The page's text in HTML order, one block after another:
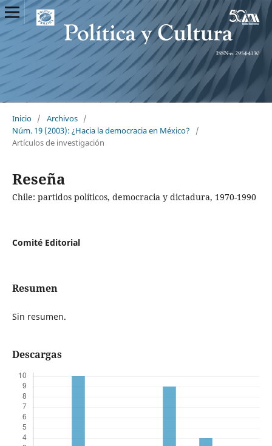
Inicio / Archivos /
Núm. 19 (2003): ¿Hacia la democracia en México?
/
Artículos de investigación
Reseña
Chile: partidos políticos, democracia y dictadura, 1970-1990
Comité Editorial
Resumen
Sin resumen.
Descargas